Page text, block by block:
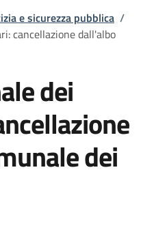
e sicurezza pubblica /
cancellazione dall'albo
dei
dei